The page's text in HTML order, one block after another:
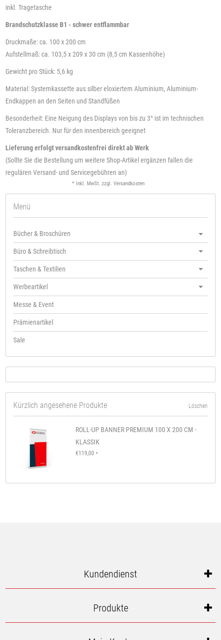
inkl. Tragetasche
Brandschutzklasse B1 - schwer entflammbar
Druckmaße: ca. 100 x 200 cm
Aufstellmaß: ca. 103,5 x 209 x 30 cm (8,5 cm Kassenhöhe)
Gewicht pro Stück: 5,6 kg
Material: Systemkassette aus silber eloxiertem Aluminium, Aluminium-
Endkappen an den Seiten und Standfüßen
Besonderheit: Eine Neigung des Displays von bis zu 3° ist im technischen
Toleranzbereich. Nur für den innenbereich geeignet
Lieferung erfolgt versandkostenfrei direkt ab Werk
(Sollte Sie die Bestellung um weitere Shop-Artikel ergänzen fallen die
regulären Versand- und Servicegebühren an)
* Inkl. MwSt. zzgl. Versandkosten
Menü
Bücher & Broschüren
Büro & Schreibtisch
Taschen & Textilien
Werbeartikel
Messe & Event
Prämienartikel
Sale
Kürzlich angesehene Produkte Löschen
ROLL-UP BANNER PREMIUM 100 X 200 CM -
KLASSIK
€119,00*
Kundendienst
Produkte